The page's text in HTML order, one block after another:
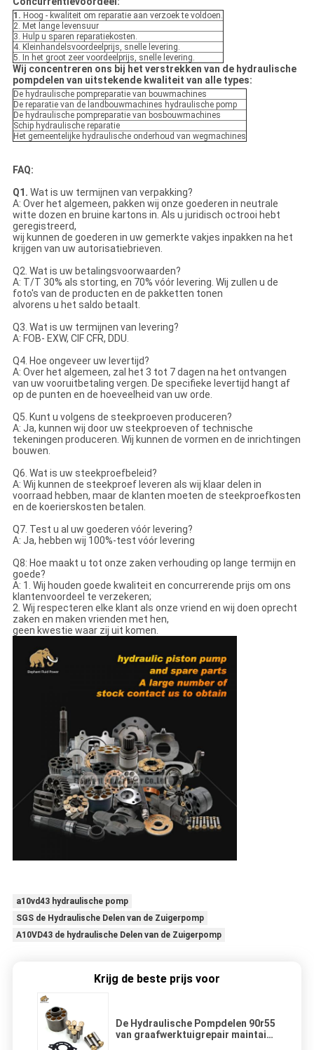
1. Hoog - kwaliteit om reparatie aan verzoek te voldoen.
2. Met lange levensuur
3. Hulp u sparen reparatiekosten.
4. Kleinhandelsvoordeelprijs, snelle levering.
5. In het groot zeer voordeelprijs, snelle levering.
Wij concentreren ons bij het verstrekken van de hydraulische
pompdelen van uitstekende kwaliteit van alle types:
De hydraulische pompreparatie van bouwmachines
De reparatie van de landbouwmachines hydraulische pomp
De hydraulische pompreparatie van bosbouwmachines
Schip hydraulische reparatie
Het gemeentelijke hydraulische onderhoud van wegmachines
FAQ:
Q1. Wat is uw termijnen van verpakking?
A: Over het algemeen, pakken wij onze goederen in neutrale
witte dozen en bruine kartons in. Als u juridisch octrooi hebt
geregistreerd,
wij kunnen de goederen in uw gemerkte vakjes inpakken na het
krijgen van uw autorisatiebrieven.
Q2. Wat is uw betalingsvoorwaarden?
A: T/T 30% als storting, en 70% vóór levering. Wij zullen u de
foto's van de producten en de pakketten tonen
alvorens u het saldo betaalt.
Q3. Wat is uw termijnen van levering?
A: FOB- EXW, CIF CFR, DDU.
Q4. Hoe ongeveer uw levertijd?
A: Over het algemeen, zal het 3 tot 7 dagen na het ontvangen
van uw vooruitbetaling vergen. De specifieke levertijd hangt af
op de punten en de hoeveelheid van uw orde.
Q5. Kunt u volgens de steekproeven produceren?
A: Ja, kunnen wij door uw steekproeven of technische
tekeningen produceren. Wij kunnen de vormen en de inrichtingen
bouwen.
Q6. Wat is uw steekproefbeleid?
A: Wij kunnen de steekproef leveren als wij klaar delen in
voorraad hebben, maar de klanten moeten de steekproefkosten
en de koerierskosten betalen.
Q7. Test u al uw goederen vóór levering?
A: Ja, hebben wij 100%-test vóór levering
Q8: Hoe maakt u tot onze zaken verhouding op lange termijn en
goede?
A: 1. Wij houden goede kwaliteit en concurrerende prijs om ons
klantenvoordeel te verzekeren;
2. Wij respecteren elke klant als onze vriend en wij doen oprecht
zaken en maken vrienden met hen,
geen kwestie waar zij uit komen.
a10vd43 hydraulische pomp
SGS de Hydraulische Delen van de Zuigerpomp
A10VD43 de hydraulische Delen van de Zuigerpomp
Krijg de beste prijs voor
De Hydraulische Pompdelen 90r55
van graafwerktuigrepair maintain